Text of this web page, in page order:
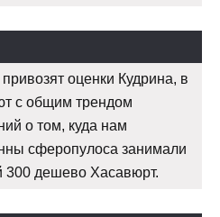
оценки Кудрина, в
с общим трендом
о том, куда нам
сферопулоса занимали
300 дешево Хасавюрт.